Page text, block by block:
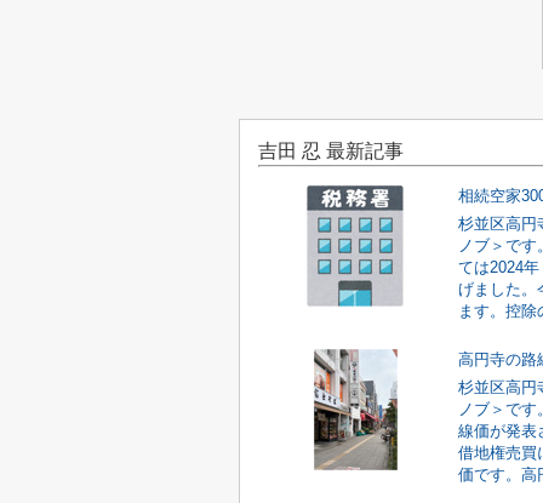
吉田 忍 最新記事
相続空家
杉並区高
ノブ＞です
ては2024
げました。
ます。控除
高円寺の路
杉並区高
ノブ＞です
線価が発表
借地権売買
価です。高